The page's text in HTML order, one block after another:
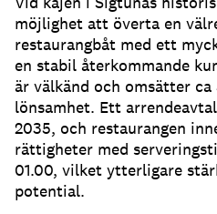
möjlighet att överta en
restaurangbåt med ett
en stabil återkommande
är välkänd och omsätter ca
lönsamhet. Ett
2035, och restaurangen
rättigheter med
01.00, vilket ytterligare
potential.